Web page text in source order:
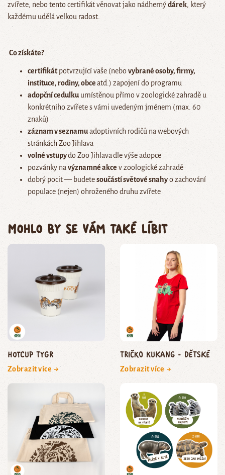
zvířete, nebo tento certifikát věnovat jako nádhernýdárek, který
každému udělá velkou radost.
Co získáte?
certifikátpotvrzující vaše (nebo vybrané osoby, firmy,
instituce, rodiny, obceatd.) zapojení do programu
adopční cedulku umístěnou přímo v zoologické zahradě u
konkrétního zvířete s vámi uvedeným jménem (max. 60
znaků)
záznam v seznamuadoptivních rodičů na webových
stránkách Zoo Jihlava
volné vstupydo Zoo Jihlavadle výše adopce
pozvánky na významné akce v zoologické zahradě
dobrý pocit — budetesoučástí světové snahyo zachování
populace (nejen) ohroženého druhu zvířete
Mohlo by se vám také líbit
HOTCUP tygr
Zobrazit více →
Tričko Kukang - dětské
Zobrazit více →